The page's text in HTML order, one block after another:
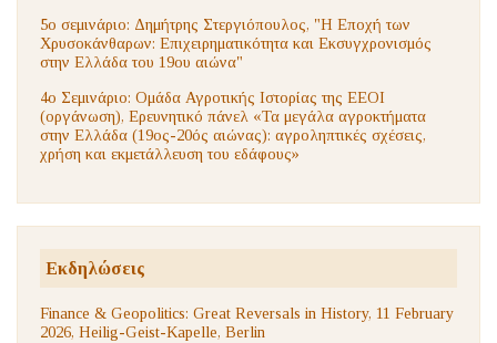
5ο σεμινάριο: Δημήτρης Στεργιόπουλος, "Η Εποχή των
Χρυσοκάνθαρων: Επιχειρηματικότητα και Εκσυγχρονισμός
στην Ελλάδα του 19ου αιώνα"
4ο Σεμινάριο: Ομάδα Αγροτικής Ιστορίας της ΕΕΟΙ
(οργάνωση), Ερευνητικό πάνελ «Τα μεγάλα αγροκτήματα
στην Ελλάδα (19ος-20ός αιώνας): αγροληπτικές σχέσεις,
χρήση και εκμετάλλευση του εδάφους»
Εκδηλώσεις
Finance & Geopolitics: Great Reversals in History, 11 February
2026, Heilig-Geist-Kapelle, Berlin